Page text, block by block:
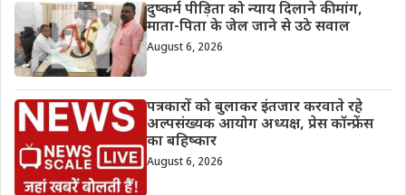
दुष्कर्म पीड़िता को न्याय दिलाने की मांग,
माता-पिता के जेल जाने से उठे सवाल
August 6, 2026
पत्रकारों को बुलाकर इंतजार करवाते रहे
अल्पसंख्यक आयोग अध्यक्ष, प्रेस कॉन्फ्रेंस
का बहिष्कार
August 6, 2026